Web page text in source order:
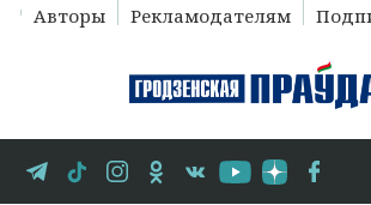
Авторы Рекламодателям